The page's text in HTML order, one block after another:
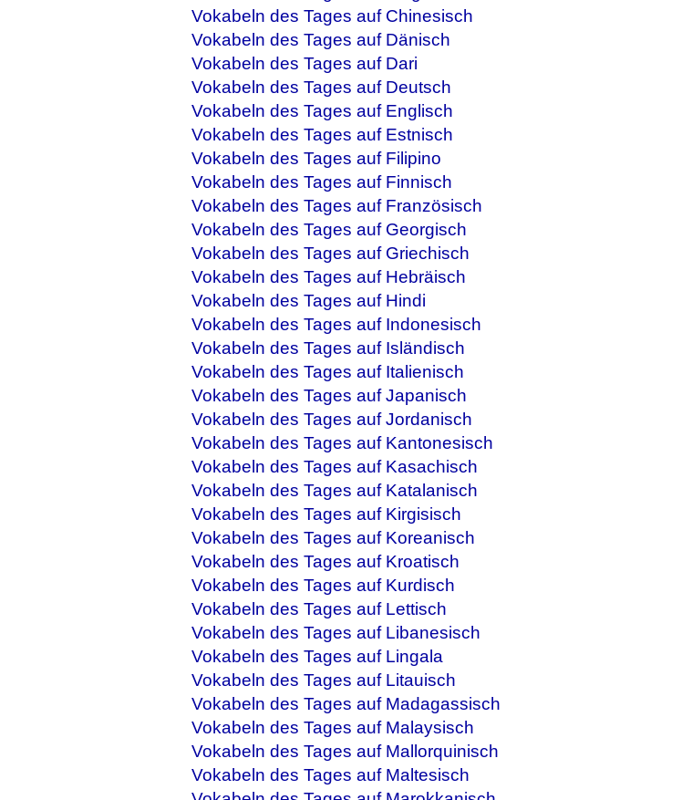
Vokabeln des Tages auf Chinesisch
Vokabeln des Tages auf Dänisch
Vokabeln des Tages auf Dari
Vokabeln des Tages auf Deutsch
Vokabeln des Tages auf Englisch
Vokabeln des Tages auf Estnisch
Vokabeln des Tages auf Filipino
Vokabeln des Tages auf Finnisch
Vokabeln des Tages auf Französisch
Vokabeln des Tages auf Georgisch
Vokabeln des Tages auf Griechisch
Vokabeln des Tages auf Hebräisch
Vokabeln des Tages auf Hindi
Vokabeln des Tages auf Indonesisch
Vokabeln des Tages auf Isländisch
Vokabeln des Tages auf Italienisch
Vokabeln des Tages auf Japanisch
Vokabeln des Tages auf Jordanisch
Vokabeln des Tages auf Kantonesisch
Vokabeln des Tages auf Kasachisch
Vokabeln des Tages auf Katalanisch
Vokabeln des Tages auf Kirgisisch
Vokabeln des Tages auf Koreanisch
Vokabeln des Tages auf Kroatisch
Vokabeln des Tages auf Kurdisch
Vokabeln des Tages auf Lettisch
Vokabeln des Tages auf Libanesisch
Vokabeln des Tages auf Lingala
Vokabeln des Tages auf Litauisch
Vokabeln des Tages auf Madagassisch
Vokabeln des Tages auf Malaysisch
Vokabeln des Tages auf Mallorquinisch
Vokabeln des Tages auf Maltesisch